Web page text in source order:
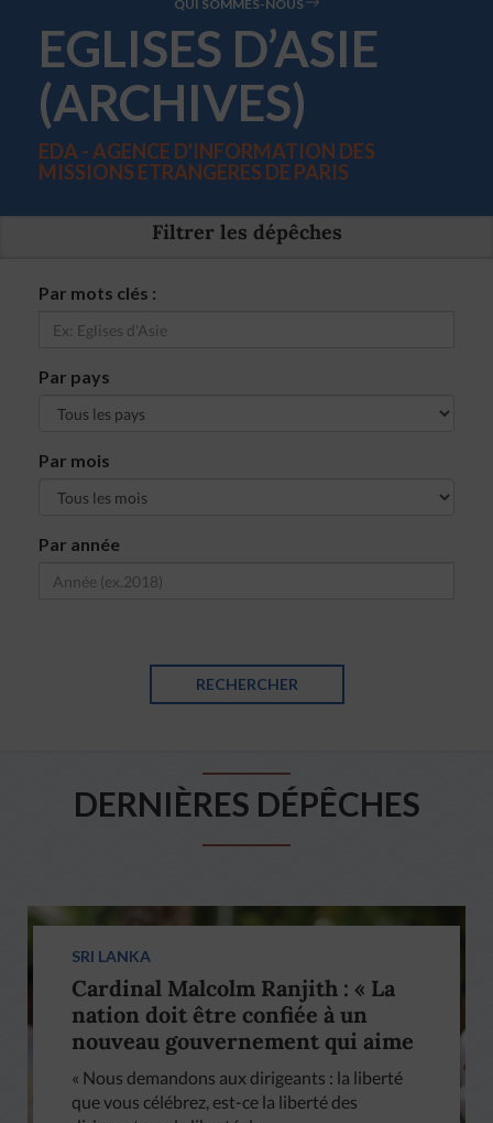
QUI SOMMES-NOUS
EGLISES D’ASIE
(ARCHIVES)
EDA - AGENCE D'INFORMATION DES
MISSIONS ETRANGERES DE PARIS
Filtrer les dépêches
Par mots clés :
Par pays
Par mois
Par année
RECHERCHER
DERNIÈRES DÉPÊCHES
SRI LANKA
Cardinal Malcolm Ranjith : « La
nation doit être confiée à un
nouveau gouvernement qui aime
vraiment ce pays »
« Nous demandons aux dirigeants : la liberté
que vous célébrez, est-ce la liberté des